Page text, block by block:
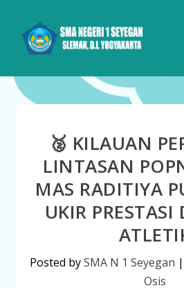
🥈 KILAUAN
LINTASAN
MAS RADITIYA
UKIR PRESTASI
Posted bySMA N 1 Seyegan |
Osis